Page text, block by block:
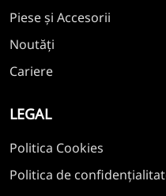
Piese și Accesorii
Noutăți
Cariere
LEGAL
Politica Cookies
Politica de